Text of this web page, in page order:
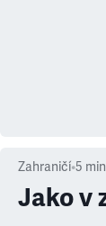
Zahraničí•5
Jako v